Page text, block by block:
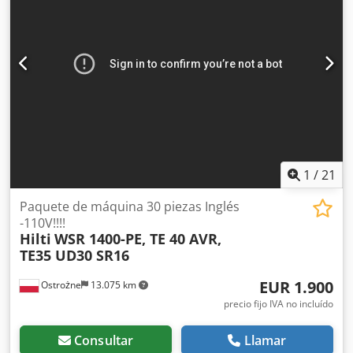
Evering Sr. Mario Klöver Sr. Falk Deutsch Información
general del artículo: Este artículo solo está disponible para
1 /21
Ostrożne 13.075 km
Paquete de máquina 30 piezas Inglés
-110V!!!!
Hilti WSR 1400-PE, TE 40 AVR,
TE35 UD30 SR16
EUR 1.900
precio fijo IVA no incluído
Consultar Llamar